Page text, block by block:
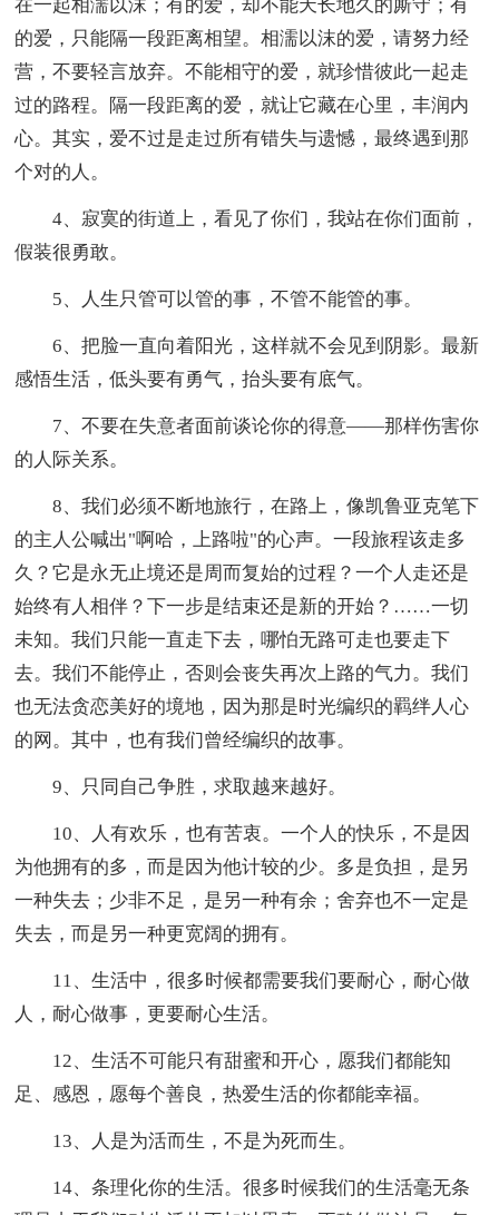
在一起相濡以沫；有的爱，却不能天长地久的厮守；有
的爱，只能隔一段距离相望。相濡以沫的爱，请努力经
营，不要轻言放弃。不能相守的爱，就珍惜彼此一起走
过的路程。隔一段距离的爱，就让它藏在心里，丰润内
心。其实，爱不过是走过所有错失与遗憾，最终遇到那
个对的人。
4、寂寞的街道上，看见了你们，我站在你们面前，
假装很勇敢。
5、人生只管可以管的事，不管不能管的事。
6、把脸一直向着阳光，这样就不会见到阴影。最新
感悟生活，低头要有勇气，抬头要有底气。
7、不要在失意者面前谈论你的得意——那样伤害你
的人际关系。
8、我们必须不断地旅行，在路上，像凯鲁亚克笔下
的主人公喊出"啊哈，上路啦"的心声。一段旅程该走多
久？它是永无止境还是周而复始的过程？一个人走还是
始终有人相伴？下一步是结束还是新的开始？……一切
未知。我们只能一直走下去，哪怕无路可走也要走下
去。我们不能停止，否则会丧失再次上路的气力。我们
也无法贪恋美好的境地，因为那是时光编织的羁绊人心
的网。其中，也有我们曾经编织的故事。
9、只同自己争胜，求取越来越好。
10、人有欢乐，也有苦衷。一个人的快乐，不是因
为他拥有的多，而是因为他计较的少。多是负担，是另
一种失去；少非不足，是另一种有余；舍弃也不一定是
失去，而是另一种更宽阔的拥有。
11、生活中，很多时候都需要我们要耐心，耐心做
人，耐心做事，更要耐心生活。
12、生活不可能只有甜蜜和开心，愿我们都能知
足、感恩，愿每个善良，热爱生活的你都能幸福。
13、人是为活而生，不是为死而生。
14、条理化你的生活。很多时候我们的生活毫无条